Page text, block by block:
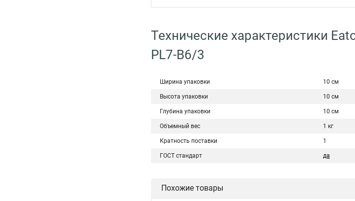
Технические характеристики
PL7-B6/3
Ширина упаковки 10 см
Высота упаковки 10 см
Глубина упаковки 10 см
Объемный вес 1 кг
Кратность поставки 1
ГОСТ стандарт да
Похожие товары